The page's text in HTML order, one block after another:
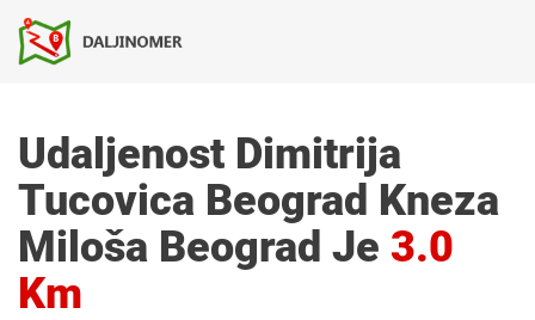
Udaljenost Dimitrija
Tucovica Beograd Kneza
Miloša Beograd Je 3.0
Km